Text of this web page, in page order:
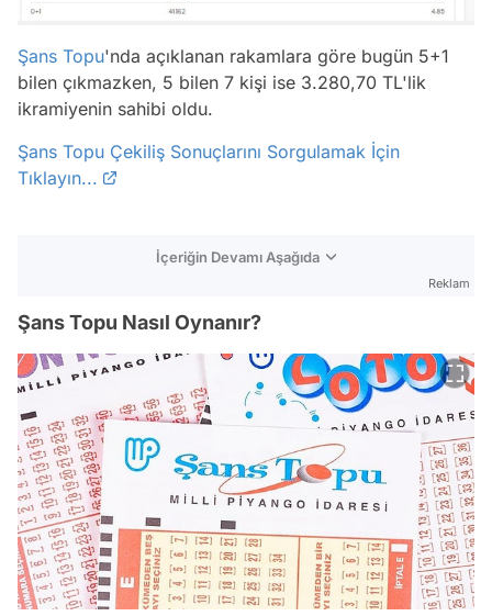
Şans Topu'nda açıklanan rakamlara göre bugün 5+1
bilen çıkmazken, 5 bilen 7 kişi ise 3.280,70 TL'lik
ikramiyenin sahibi oldu.
Şans Topu Çekiliş Sonuçlarını Sorgulamak İçin
Tıklayın...
İçeriğin Devamı Aşağıda
Reklam
Şans Topu Nasıl Oynanır?